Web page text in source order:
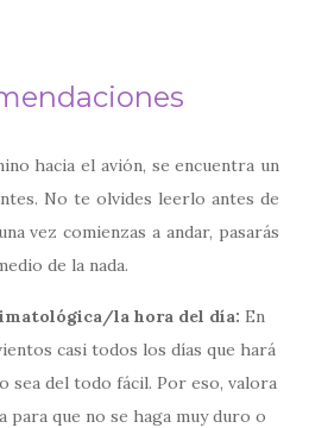
hacia el avión, se encuentra un
No te olvides leerlo antes de
vez comienzas a andar, pasarás
de la nada.
la hora del día: En
casi todos los días que hará
sea del todo fácil. Por eso, valora
para que no se haga muy duro o